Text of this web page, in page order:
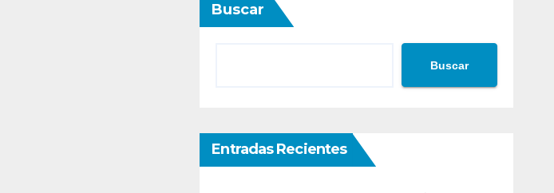
Buscar
Buscar
Entradas Recientes